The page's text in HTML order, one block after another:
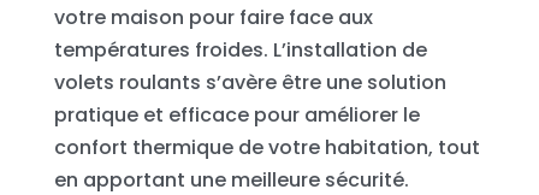
votre maison pour faire face aux
températures froides. L’installation de
volets roulants s’avère être une solution
pratique et efficace pour améliorer le
confort thermique de votre habitation, tout
en apportant une meilleure sécurité.